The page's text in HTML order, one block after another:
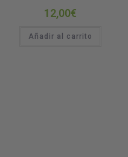
12,00€
Añadir al carrito